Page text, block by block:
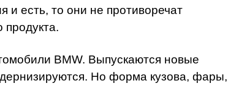
есть, то они не противоречат
BMW. Выпускаются новые
Но форма кузова, фары,